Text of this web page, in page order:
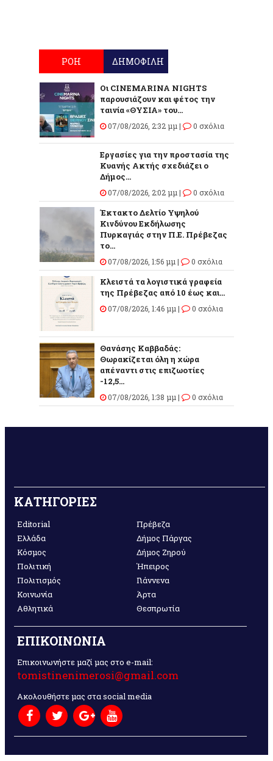
ΡΟΗ ΔΗΜΟΦΙΛΗ
Οι CINEMARINA NIGHTS
παρουσιάζουν και φέτος την
ταινία «ΘΥΣΙΑ» του...
07/08/2026, 2:32 μμ | 0 σχόλια
Εργασίες για την προστασία της
Κυανής Ακτής σχεδιάζει ο
Δήμος...
07/08/2026, 2:02 μμ | 0 σχόλια
Έκτακτο Δελτίο Υψηλού
Κινδύνου Εκδήλωσης
Πυρκαγιάς στην Π.Ε. Πρέβεζας
το...
07/08/2026, 1:56 μμ | 0 σχόλια
Κλειστά τα λογιστικά γραφεία
της Πρέβεζας από 10 έως και...
07/08/2026, 1:46 μμ | 0 σχόλια
Θανάσης Καββαδάς:
Θωρακίζεται όλη η χώρα
απέναντι στις επιζωοτίες
-12,5...
07/08/2026, 1:38 μμ | 0 σχόλια
ΚΑΤΗΓΟΡΙΕΣ
Editorial
Ελλάδα
Κόσμος
Πολιτική
Πολιτισμός
Κοινωνία
Αθλητικά
Πρέβεζα
Δήμος Πάργας
Δήμος Ζηρού
Ήπειρος
Γιάννενα
Άρτα
Θεσπρωτία
ΕΠΙΚΟΙΝΩΝΙΑ
Επικοινωνήστε μαζί μας στο e-mail:
tomistinenimerosi@gmail.com
Ακολουθήστε μας στα social media